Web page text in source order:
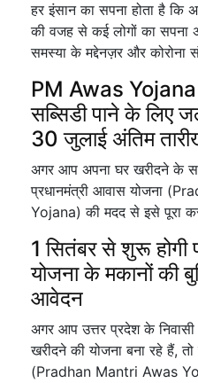
हर इंसान का सपना होता है कि
की वजह से कई लोगों का सपना
समस्या के मद्देनज़र और
PM Awas
सब्सिडी पाने के लिए
30 जुलाई अंतिम
अगर आप अपना घर खरीदने के
प्रधानमंत्री आवास योजना
Yojana) की मदद से इसे पूरा
1 सितंबर से शुरू होगी
योजना के मकानों की
आवेदन
अगर आप उत्तर प्रदेश के
खरीदने की योजना बना रहे हैं,
(Pradhan Mantri Awas